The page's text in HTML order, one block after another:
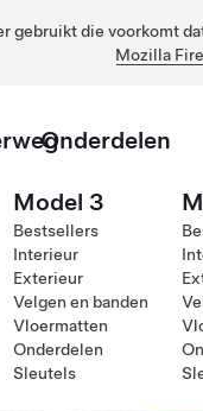
gebruikt die voorkomt
Mozilla
Onderdelen
Model 3
Bestsellers
Interieur
Exterieur
Velgen en banden
Vloermatten
Onderdelen
Sleutels